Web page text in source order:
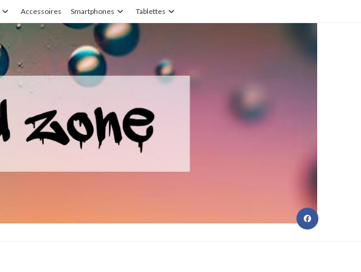
Accessoires Smartphones Tablettes